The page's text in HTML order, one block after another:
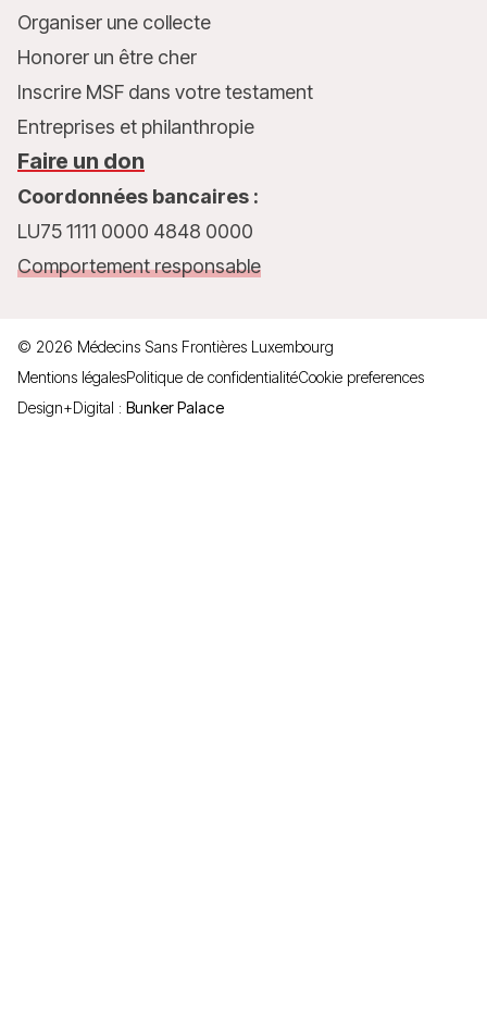
Organiser une collecte
Honorer un être cher
Inscrire MSF dans votre testament
Entreprises et philanthropie
Faire un don
Coordonnées bancaires :
LU75 1111 0000 4848 0000
Comportement responsable
© 2026 Médecins Sans Frontières Luxembourg
Mentions légalesPolitique de confidentialitéCookie preferences
Design+Digital : Bunker Palace